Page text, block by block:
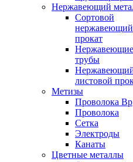
Нержавеющий
Сортовой
нержавеющий
прокат
Нержавеющие
трубы
листовой
Метизы
Проволока Вр
Проволока
Сетка
Электроды
Канаты
Цветные металлы